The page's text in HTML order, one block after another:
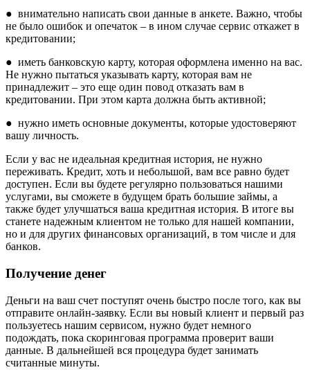
● внимательно написать свои данные в анкете. Важно, чтобы
не было ошибок и опечаток – в ином случае сервис откажет в
кредитовании;
● иметь банковскую карту, которая оформлена именно на вас.
Не нужно пытаться указывать карту, которая вам не
принадлежит – это еще один повод отказать вам в
кредитовании. При этом карта должна быть активной;
● нужно иметь основные документы, которые удостоверяют
вашу личность.
Если у вас не идеальная кредитная история, не нужно
переживать. Кредит, хоть и небольшой, вам все равно будет
доступен. Если вы будете регулярно пользоваться нашими
услугами, вы сможете в будущем брать большие займы, а
также будет улучшаться ваша кредитная история. В итоге вы
станете надежным клиентом не только для нашей компании,
но и для других финансовых организаций, в том числе и для
банков.
Получение денег
Деньги на ваш счет поступят очень быстро после того, как вы
отправите онлайн-заявку. Если вы новый клиент и первый раз
пользуетесь нашим сервисом, нужно будет немного
подождать, пока скоринговая программа проверит ваши
данные. В дальнейшей вся процедура будет занимать
считанные минуты.